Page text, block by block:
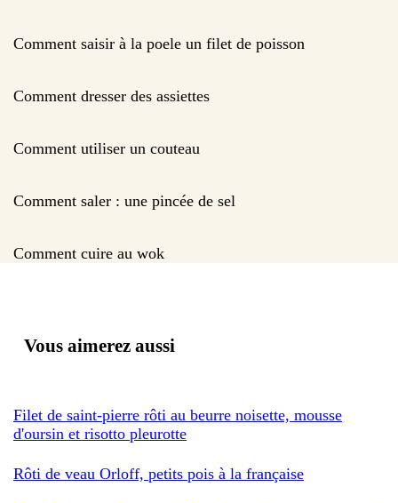
Comment saisir à la poele un filet de poisson
Comment dresser des assiettes
Comment utiliser un couteau
Comment saler : une pincée de sel
Comment cuire au wok
Vous aimerez aussi
Filet de saint-pierre rôti au beurre noisette, mousse
d'oursin et risotto pleurotte
Rôti de veau Orloff, petits pois à la française